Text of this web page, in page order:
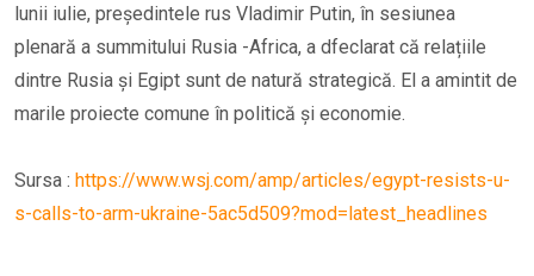
lunii iulie, președintele rus Vladimir Putin, în sesiunea
plenară a summitului Rusia -Africa, a dfeclarat că relațiile
dintre Rusia și Egipt sunt de natură strategică. El a amintit de
marile proiecte comune în politică și economie.
Sursa : https://www.wsj.com/amp/articles/egypt-resists-u-
s-calls-to-arm-ukraine-5ac5d509?mod=latest_headlines